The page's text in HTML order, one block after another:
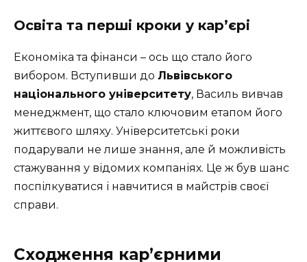
Освіта та перші кроки у кар’єрі
Економіка та фінанси – ось що стало його
вибором. Вступивши до Львівського
національного університету, Василь вивчав
менеджмент, що стало ключовим етапом його
життєвого шляху. Університетські роки
подарували не лише знання, але й можливість
стажування у відомих компаніях. Це ж був шанс
поспілкуватися і навчитися в майстрів своєї
справи.
Сходження кар’єрними